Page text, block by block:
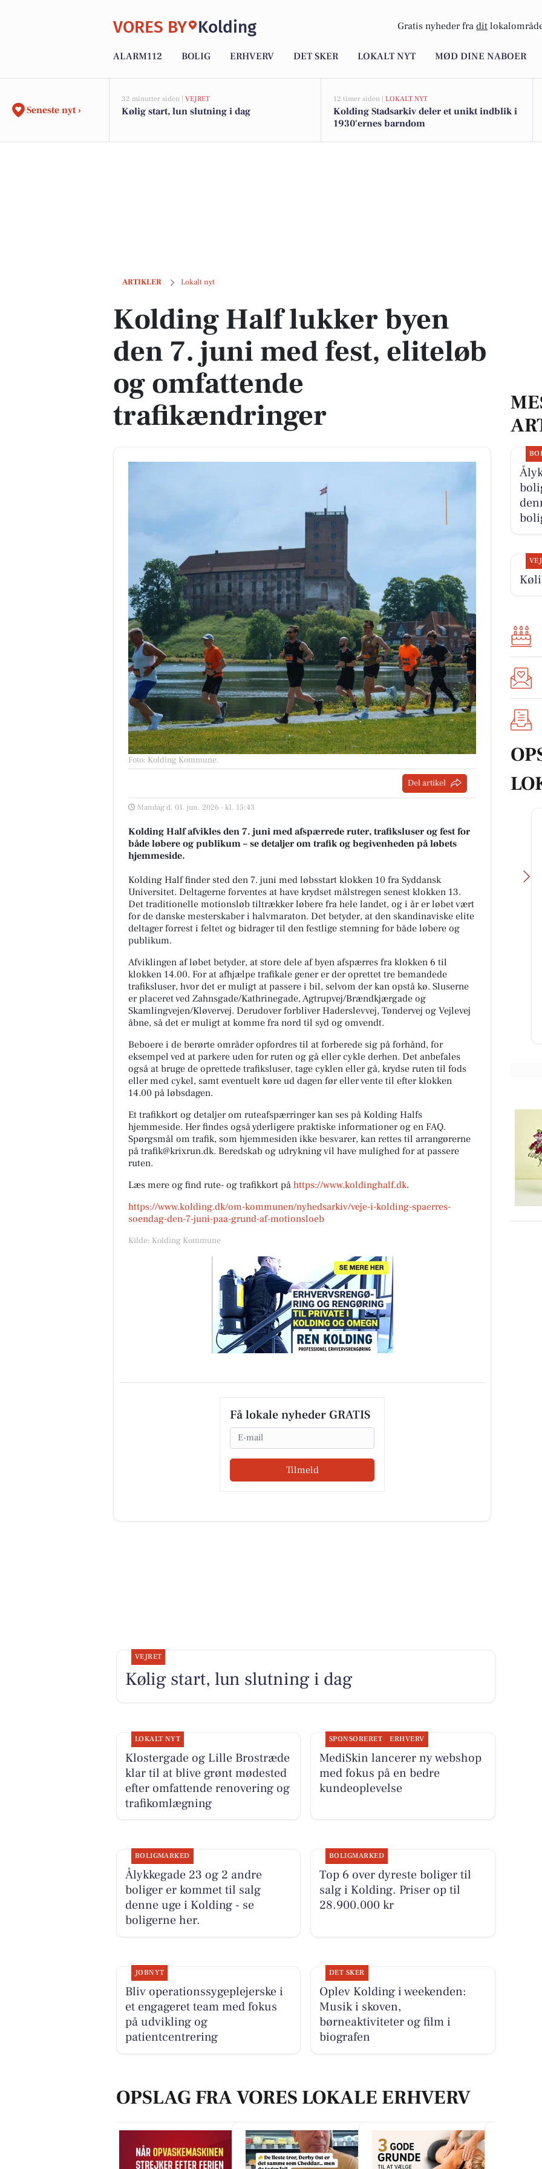
VORES BY Kolding Gratis nyheder fra dit
ALARM112 BOLIG ERHVERV DET SKER LOKALT NYT MØD DINE NABOER
Seneste nyt ›
32 minutter siden | VEJRET
Kølig start, lun slutning i dag
12 timer siden | LOKALT NYT
Kolding Stadsarkiv deler et unikt indblik i
1930'ernes barndom
ARTIKLER Lokalt nyt
Kolding Half lukker byen den 7. juni med fest, eliteløb og omfattende trafikændringer
Kolding Half lukker byen
den 7. juni med fest, eliteløb
og omfattende
trafikændringer
Foto: Kolding Kommune.
Del artikel
Mandag d. 01. jun. 2026 - kl. 15:43
Kolding Half afvikles den 7. juni med afspærrede ruter, trafiksluser og fest for
både løbere og publikum – se detaljer om trafik og begivenheden på løbets
hjemmeside.
Kolding Half finder sted den 7. juni med løbsstart klokken 10 fra Syddansk
Universitet. Deltagerne forventes at have krydset målstregen senest klokken 13.
Det traditionelle motionsløb tiltrækker løbere fra hele landet, og i år er løbet vært
for de danske mesterskaber i halvmaraton. Det betyder, at den skandinaviske elite
deltager forrest i feltet og bidrager til den festlige stemning for både løbere og
publikum.
Afviklingen af løbet betyder, at store dele af byen afspærres fra klokken 6 til
klokken 14.00. For at afhjælpe trafikale gener er der oprettet tre bemandede
trafiksluser, hvor det er muligt at passere i bil, selvom der kan opstå kø. Sluserne
er placeret ved Zahnsgade/Kathrinegade, Agtrupvej/Brændkjærgade og
Skamlingvejen/Kløvervej. Derudover forbliver Haderslevvej, Tøndervej og Vejlevej
åbne, så det er muligt at komme fra nord til syd og omvendt.
Beboere i de berørte områder opfordres til at forberede sig på forhånd, for
eksempel ved at parkere uden for ruten og gå eller cykle derhen. Det anbefales
også at bruge de oprettede trafiksluser, tage cyklen eller gå, krydse ruten til fods
eller med cykel, samt eventuelt køre ud dagen før eller vente til efter klokken
14.00 på løbsdagen.
Et trafikkort og detaljer om ruteafspærringer kan ses på Kolding Halfs
hjemmeside. Her findes også yderligere praktiske informationer og en FAQ.
Spørgsmål om trafik, som hjemmesiden ikke besvarer, kan rettes til arrangørerne
på trafik@krixrun.dk. Beredskab og udrykning vil have mulighed for at passere
ruten.
Læs mere og find rute- og trafikkort på https://www.koldinghalf.dk.
https://www.kolding.dk/om-kommunen/nyhedsarkiv/veje-i-kolding-spaerres-
soendag-den-7-juni-paa-grund-af-motionsloeb
Kilde: Kolding Kommune
Få lokale nyheder GRATIS
Email
Tilmeld
Vi lover, at videoen er en anelse
mere dramatisk end virkeligheden
😉 Vi får ofte spørgsmål om,
hvordan en laserbehandling f...
Åbn opslaget
Find løsninger til hverdagen hos
Skousen Kolding 💥 Vi står klar til
at hjælpe dig med at finde det
rigtige. 📍 Platinvej 2...
Åbn opslaget
VEJRET
Kølig start, lun slutning i dag
LOKALT NYT
Klostergade og Lille Brostræde
klar til at blive grønt mødested
efter omfattende renovering og
trafikomlægning
SPONSORERET ERHVERV
MediSkin lancerer ny webshop
med fokus på en bedre
kundeoplevelse
BOLIGMARKED
Ålykkegade 23 og 2 andre
boliger er kommet til salg
denne uge i Kolding - se
boligerne her.
BOLIGMARKED
Top 6 over dyreste boliger til
salg i Kolding. Priser op til
28.900.000 kr
JOBNYT
Bliv operationssygeplejerske i
et engageret team med fokus
på udvikling og
patientcentrering
DET SKER
Oplev Kolding i weekenden:
Musik i skoven,
børneaktiviteter og film i
biografen
OPSLAG FRA VORES LOKALE ERHVERV